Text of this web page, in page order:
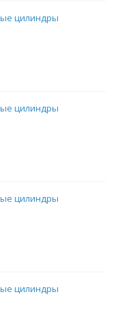
цилиндры
цилиндры
цилиндры
цилиндры